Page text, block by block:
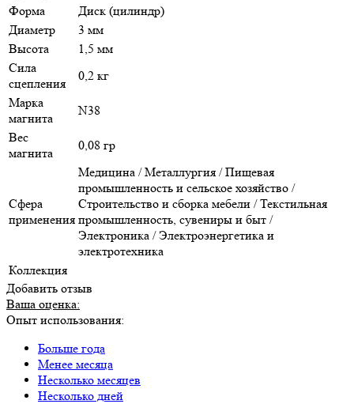
Форма
Диск (цилиндр)
Диаметр
3 мм
Высота
1,5 мм
Сила
сцепления
0,2 кг
Марка
магнита
N38
Вес
магнита
0,08 гр
Сфера
применения
Медицина / Металлургия / Пищевая
промышленность и сельское хозяйство /
Строительство и сборка мебели / Текстильная
промышленность, сувениры и быт /
Электроника / Электроэнергетика и
электротехника
Коллекция
Добавить отзыв
Ваша оценка:
Опыт использования:
Больше года
Менее месяца
Несколько месяцев
Несколько дней